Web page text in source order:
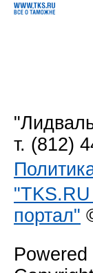
т. (812)
портал"